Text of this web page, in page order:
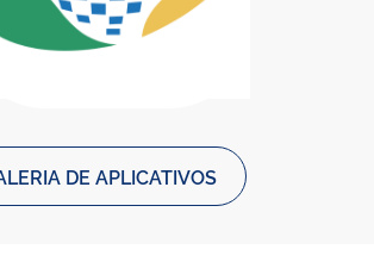
Baixar Meu INSS - Central de
DE APLICATIVOS